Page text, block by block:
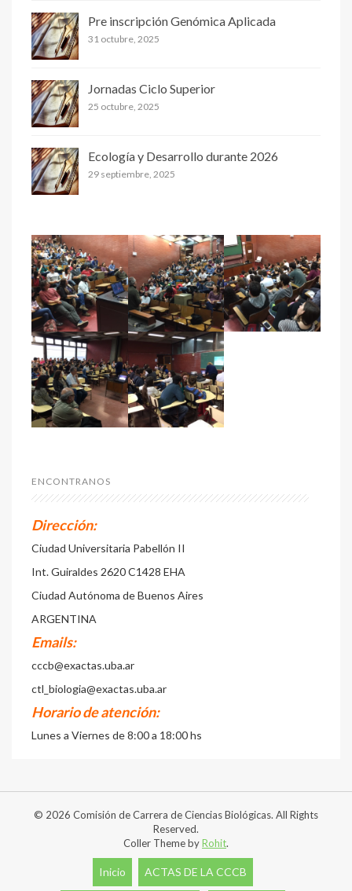
Pre inscripción Genómica Aplicada
31 octubre, 2025
Jornadas Ciclo Superior
25 octubre, 2025
Ecología y Desarrollo durante 2026
29 septiembre, 2025
ENCONTRANOS
Dirección:
Ciudad Universitaria Pabellón II
Int. Guiraldes 2620 C1428 EHA
Ciudad Autónoma de Buenos Aires
ARGENTINA
Emails:
cccb@exactas.uba.ar
ctl_biologia@exactas.uba.ar
Horario de atención:
Lunes a Viernes de 8:00 a 18:00 hs
© 2026 Comisión de Carrera de Ciencias Biológicas. All Rights
Reserved.
Coller Theme byRohit.
Inicio ACTAS DE LA CCCB